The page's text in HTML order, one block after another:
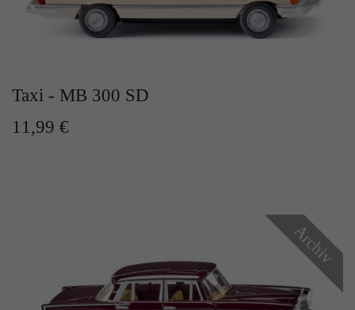
Taxi - MB 300 SD
11,99 €
Archiv